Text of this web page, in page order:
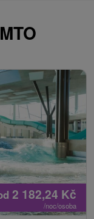
2 182,24 Kč
/noc/osoba